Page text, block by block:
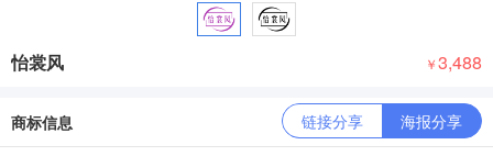
怡裳风 ￥3,488
商标信息 链接分享 海报分享